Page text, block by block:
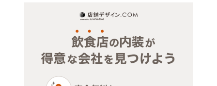
大阪市天王寺区
大阪市浪速区